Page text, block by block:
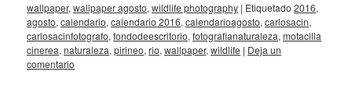
wallpaper, wallpaper agosto, wildlife photography | Etiquetado 2016,
agosto, calendario, calendario 2016, calendarioagosto, carlosacin,
carlosacinfotografo, fondodeescritorio, fotografianaturaleza, motacilla
cinerea, naturaleza, pirineo, rio, wallpaper, wildlife | Deja un
comentario